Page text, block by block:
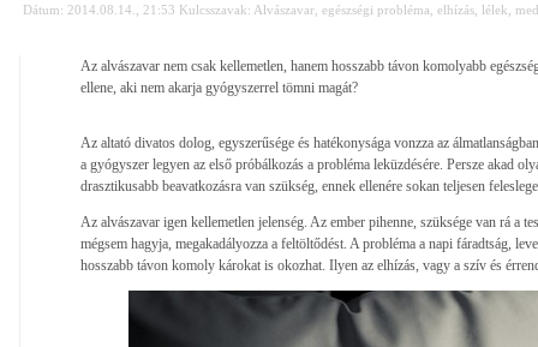
Dátum: 2014.08.14., 21:53 Kulcsszavak: Alvászavar egészségi probléma elhízás lélek
Az alvászavar nem csak kellemetlen, hanem hosszabb távon komolyabb
ellene, aki nem akarja gyógyszerrel tömni magát?
Az altató divatos dolog, egyszerűsége és hatékonysága vonzza az
a gyógyszer legyen az első próbálkozás a probléma leküzdésére. Persze akad
drasztikusabb beavatkozásra van szükség, ennek ellenére sokan teljesen
Az alvászavar igen kellemetlen jelenség. Az ember pihenne, szüksége van rá a
mégsem hagyja, megakadályozza a feltöltődést. A probléma a napi fáradtság,
hosszabb távon komoly károkat is okozhat. Ilyen az elhízás, vagy a szív és